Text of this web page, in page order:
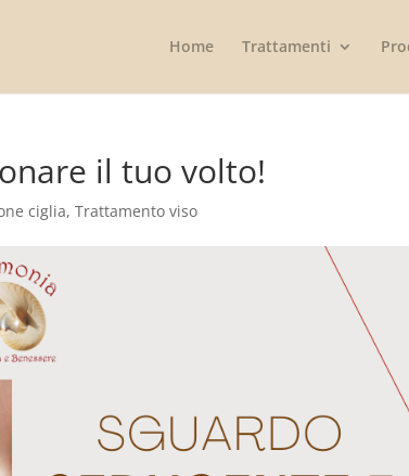
Home Trattamenti
il tuo volto!
ciglia,Trattamento viso